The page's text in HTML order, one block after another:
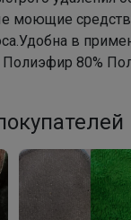
моющие
в
Полиэфир 80%